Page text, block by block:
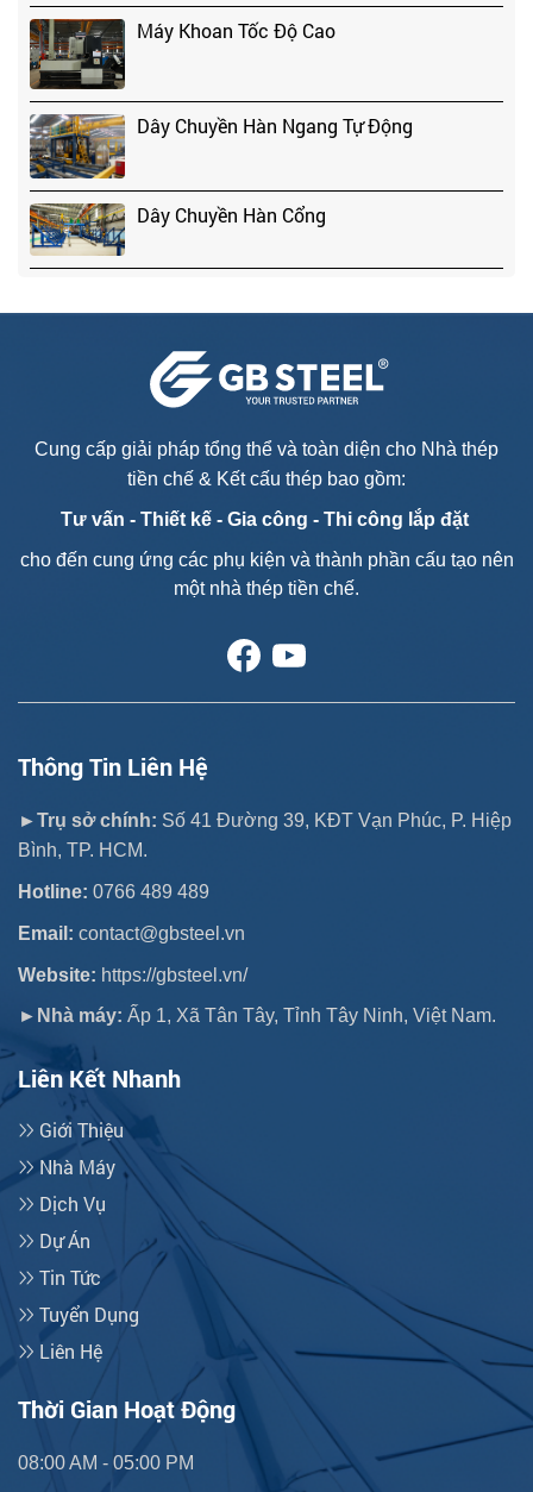
Máy Khoan Tốc Độ Cao
Dây Chuyền Hàn Ngang Tự Động
Dây Chuyền Hàn Cổng
Máy Cắt Laser Sợi Quang
Cung cấp giải pháp tổng thể và toàn diện cho Nhà thép
tiền chế & Kết cấu thép bao gồm:
Tư vấn - Thiết kế - Gia công - Thi công lắp đặt
cho đến cung ứng các phụ kiện và thành phần cấu tạo nên
một nhà thép tiền chế.
Thông Tin Liên Hệ
►Trụ sở chính: Số 41 Đường 39, KĐT Vạn Phúc, P. Hiệp
Bình, TP. HCM.
Hotline: 0766 489 489
Email: contact@gbsteel.vn
Website: https://gbsteel.vn/
►Nhà máy: Ấp 1, Xã Tân Tây, Tỉnh Tây Ninh, Việt Nam.
Liên Kết Nhanh
Giới Thiệu
Nhà Máy
Dịch Vụ
Dự Án
Tin Tức
Tuyển Dụng
Liên Hệ
Thời Gian Hoạt Động
08:00 AM - 05:00 PM